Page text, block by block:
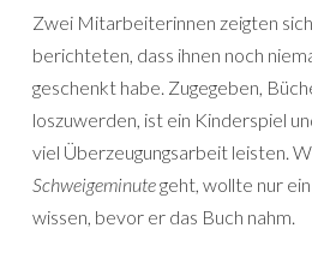
Zwei Mitarbeiterinnen zeigten
berichteten, dass ihnen noch
geschenkt habe. Zugegeben,
loszuwerden, ist ein Kinderspiel
viel Überzeugungsarbeit leisten.
Schweigeminutegeht, wollte nur
wissen, bevor er das Buch nahm.